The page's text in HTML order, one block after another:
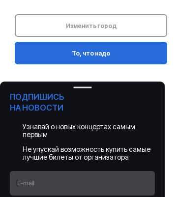
Изменить город
То, что надо
ПОДПИШИСЬ
НА НОВОСТИ
Узнавай о новых концертах самым
первым
Не упускай возможность купить самые
лучшие билеты от организатора
E-mail